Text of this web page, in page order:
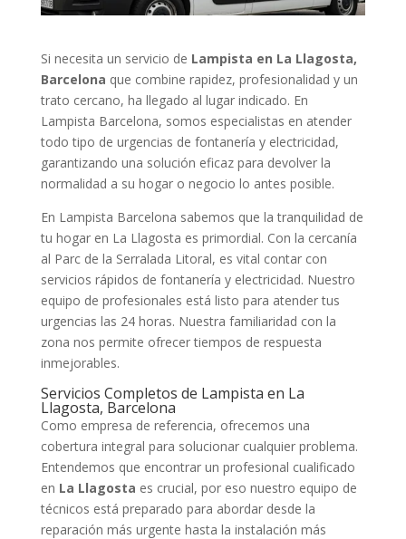
Si necesita un servicio de Lampista en La Llagosta,
Barcelona que combine rapidez, profesionalidad y un
trato cercano, ha llegado al lugar indicado. En
Lampista Barcelona, somos especialistas en atender
todo tipo de urgencias de fontanería y electricidad,
garantizando una solución eficaz para devolver la
normalidad a su hogar o negocio lo antes posible.
En Lampista Barcelona sabemos que la tranquilidad de
tu hogar en La Llagosta es primordial. Con la cercanía
al Parc de la Serralada Litoral, es vital contar con
servicios rápidos de fontanería y electricidad. Nuestro
equipo de profesionales está listo para atender tus
urgencias las 24 horas. Nuestra familiaridad con la
zona nos permite ofrecer tiempos de respuesta
inmejorables.
Servicios Completos de Lampista en La
Llagosta, Barcelona
Como empresa de referencia, ofrecemos una
cobertura integral para solucionar cualquier problema.
Entendemos que encontrar un profesional cualificado
en La Llagosta es crucial, por eso nuestro equipo de
técnicos está preparado para abordar desde la
reparación más urgente hasta la instalación más